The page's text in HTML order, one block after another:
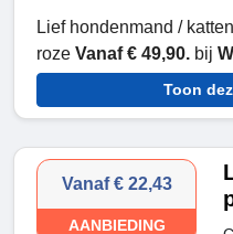
Lief hondenmand /
roze Vanaf € 49,90. bij
Toon
Vanaf € 22,43
AANBIEDING